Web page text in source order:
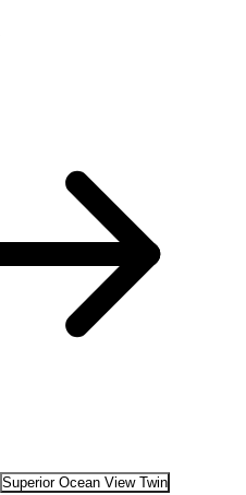
Superior Ocean View Twin